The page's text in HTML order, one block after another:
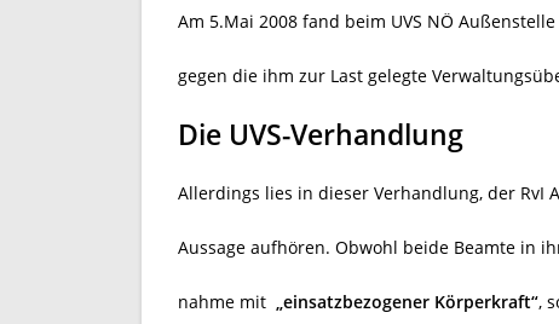
Am 5.Mai 2008 fand beim UVS NÖ
gegen die ihm zur Last gelegte
Die UVS-Verhandlung
Allerdings lies in dieser Verhandlung, der RvI
Aussage aufhören. Obwohl beide Beamte in
nahme mit „einsatzbezogener Körperkraft“,